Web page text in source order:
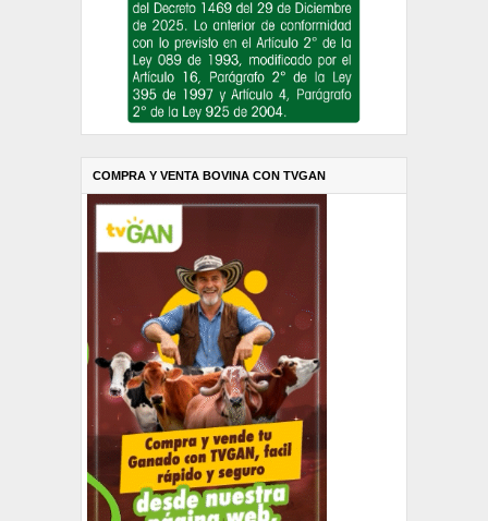
COMPRA Y VENTA BOVINA CON TVGAN